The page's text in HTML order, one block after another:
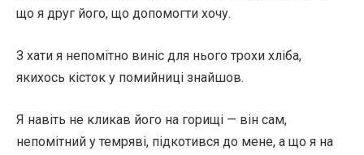
що я друг його, що допомогти хочу.
З хати я непомітно виніс для нього трохи хліба,
якихось кісток у помийниці знайшов.
Я навіть не кликав його на горищі — він сам,
непомітний у темряві, підкотився до мене, а що я на